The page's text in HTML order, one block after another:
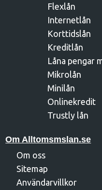
Flexlån
Internetlån
Korttidslån
Kreditlån
Låna pengar
Mikrolån
Minilån
Onlinekredit
Trustly lån
Om Alltomsmslan.se
Om oss
Sitemap
Användarvillkor